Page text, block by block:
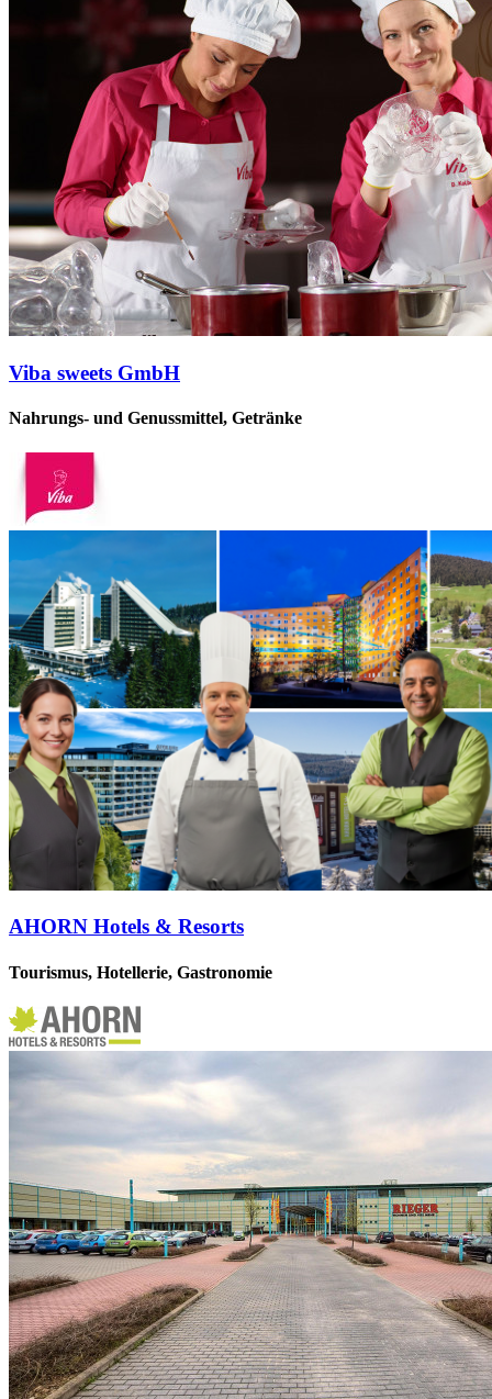
Viba sweets GmbH
Nahrungs- und Genussmittel, Getränke
AHORN Hotels & Resorts
Tourismus, Hotellerie, Gastronomie